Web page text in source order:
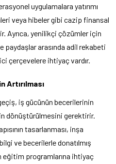
uygulamalara yatırımı
veya hibeler gibi cazip finansal
Ayrıca, yenilikçi çözümler için
paydaşlar arasında adil rekabeti
çerçevelere ihtiyaç vardır.
Artırılması
iş gücünün becerilerinin
dönüştürülmesini gerektirir.
tasarlanması, inşa
ve becerilerle donatılmış
programlarına ihtiyaç